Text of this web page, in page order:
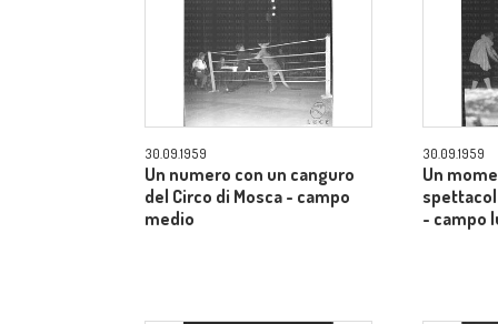
30.09.1959
Un numero con un canguro
del Circo di Mosca - campo
medio
30.09.1959
Un
- campo